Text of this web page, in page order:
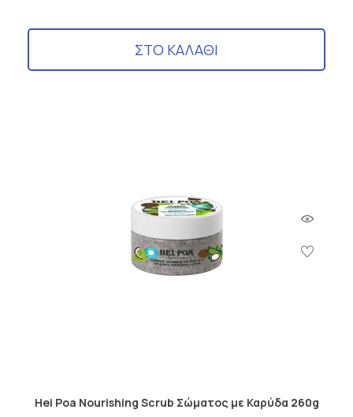
ΣΤΟ ΚΑΛΑΘΙ
Hei Poa Nourishing Scrub Σώματος με Καρύδα 260g